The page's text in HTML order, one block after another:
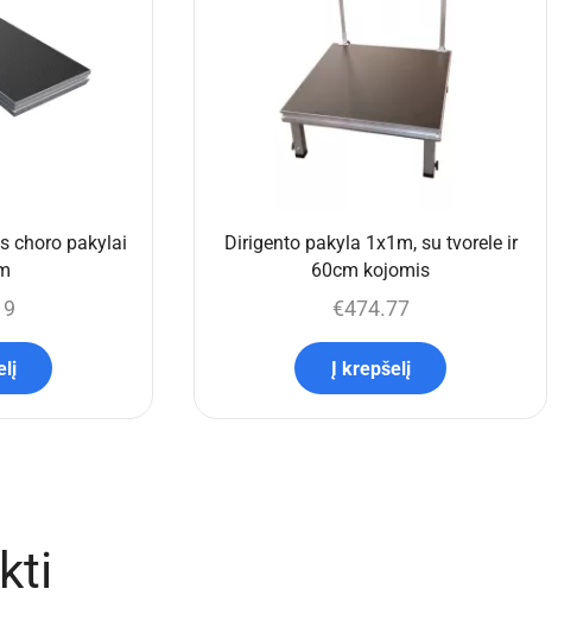
choro pakylai
Dirigento pakyla 1x1m, su tvorele ir
60cm kojomis
€474.77
Į krepšelį